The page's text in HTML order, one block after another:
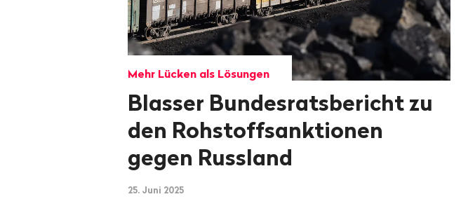
Mehr Lücken als Lösungen
Blasser Bundesratsbericht zu
den Rohstoffsanktionen
gegen Russland
25. Juni 2025